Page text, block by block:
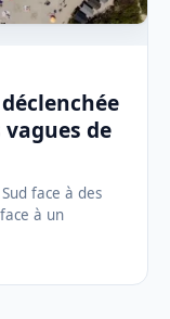
vagues de
face à des
à un